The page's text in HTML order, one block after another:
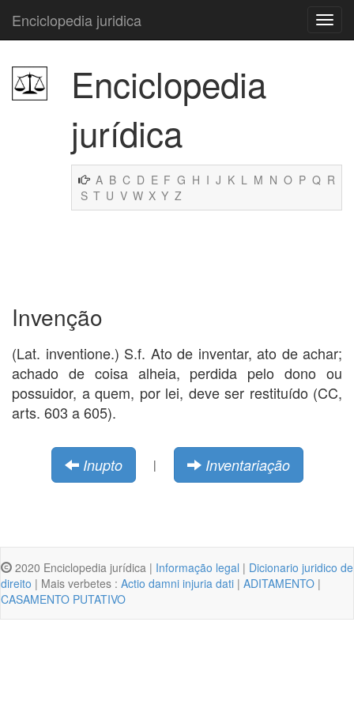
Enciclopedia juridica
Enciclopedia
jurídica
A B C D E F G H I J K L M N O P Q R
S T U V W X Y Z
Invenção
(Lat. inventione.) S.f. Ato de inventar, ato de achar;
achado de coisa alheia, perdida pelo dono ou
possuidor, a quem, por lei, deve ser restituído (CC,
arts. 603 a 605).
Inupto | Inventariação
2020 Enciclopedia jurídica | Informação legal | Dicionario juridico de
direito | Mais verbetes : Actio damni injuria dati | ADITAMENTO |
CASAMENTO PUTATIVO